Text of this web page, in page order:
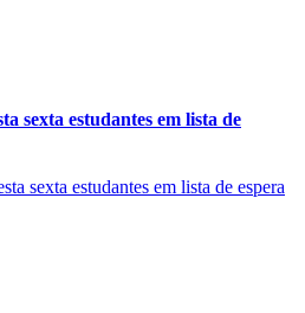
sexta estudantes em lista de